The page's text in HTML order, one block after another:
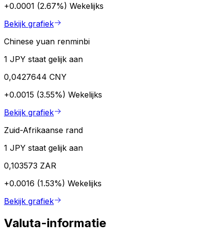
+0.0001 (2.67%) Wekelijks
Bekijk grafiek
Chinese yuan renminbi
1 JPY staat gelijk aan
0,0427644 CNY
+0.0015 (3.55%) Wekelijks
Bekijk grafiek
Zuid-Afrikaanse rand
1 JPY staat gelijk aan
0,103573 ZAR
+0.0016 (1.53%) Wekelijks
Bekijk grafiek
Valuta-informatie